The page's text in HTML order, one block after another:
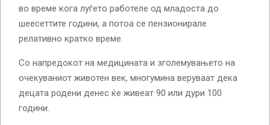
во време кога луѓето работеле од младоста до
шеесеттите години, а потоа се пензионирале
релативно кратко време.
Со напредокот на медицината и зголемувањето на
очекуваниот животен век, многумина веруваат дека
децата родени денес ќе живеат 90 или дури 100
години.